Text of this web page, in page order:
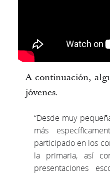
A continuación,
jóvenes.
“Desde muy
más
participado en los
la primaria, así
presentaciones